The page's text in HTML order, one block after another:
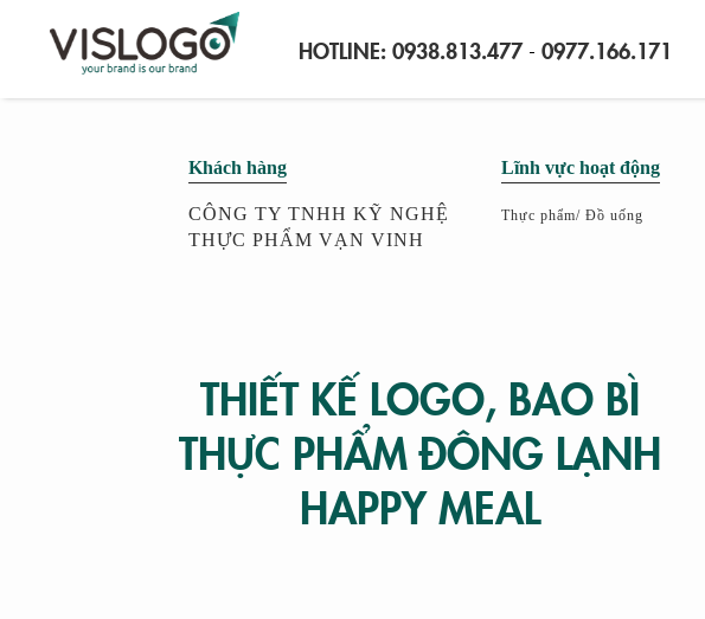
HOTLINE:0938.813.477- 0977.166.171
CASE STUDY
Khách hàng
CÔNG TY TNHH KỸ NGHỆ
THỰC PHẨM VẠN VINH
Lĩnh vực hoạt động
Thực phẩm/ Đồ uống
THIẾT KẾ LOGO, BAO BÌ
THỰC PHẨM ĐÔNG LẠNH
HAPPY MEAL